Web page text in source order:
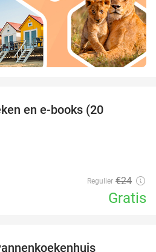
en e-books (20
Regulier €24
Gratis